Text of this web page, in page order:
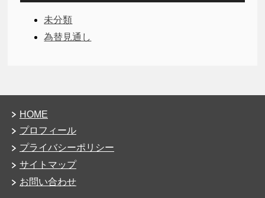
未分類
為替見通し
HOME
プロフィール
プライバシーポリシー
サイトマップ
お問い合わせ